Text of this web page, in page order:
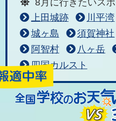
8月に行きたいスポ
上田城跡
川平湾
城ヶ島
須賀神社
阿智村
八ヶ岳
四国カルスト